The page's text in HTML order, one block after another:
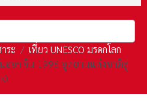
ระ
เที่ยว UNESCO มรดกโลก
นออก จีน 1996 อุทยานแห่งชาติลู่